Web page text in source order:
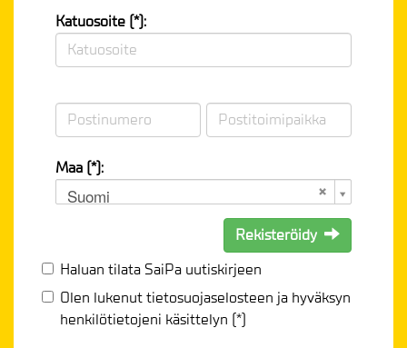
Katuosoite (*):
Maa (*):
Suomi
Rekisteröidy
Haluan tilata SaiPa uutiskirjeen
Olen lukenuttietosuojaselosteen ja hyväksyn
henkilötietojeni käsittelyn (*)